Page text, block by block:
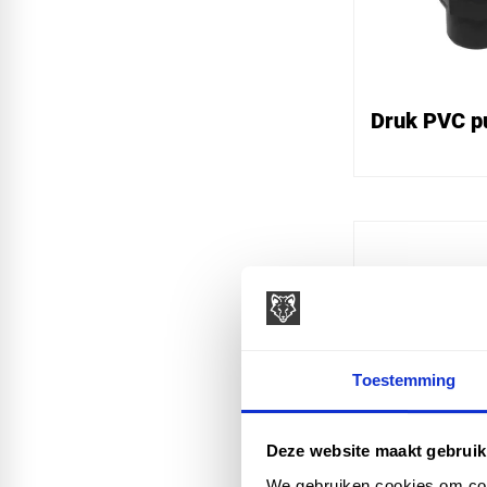
Toestemming
Deze website maakt
Druk PVC
Druk pvc